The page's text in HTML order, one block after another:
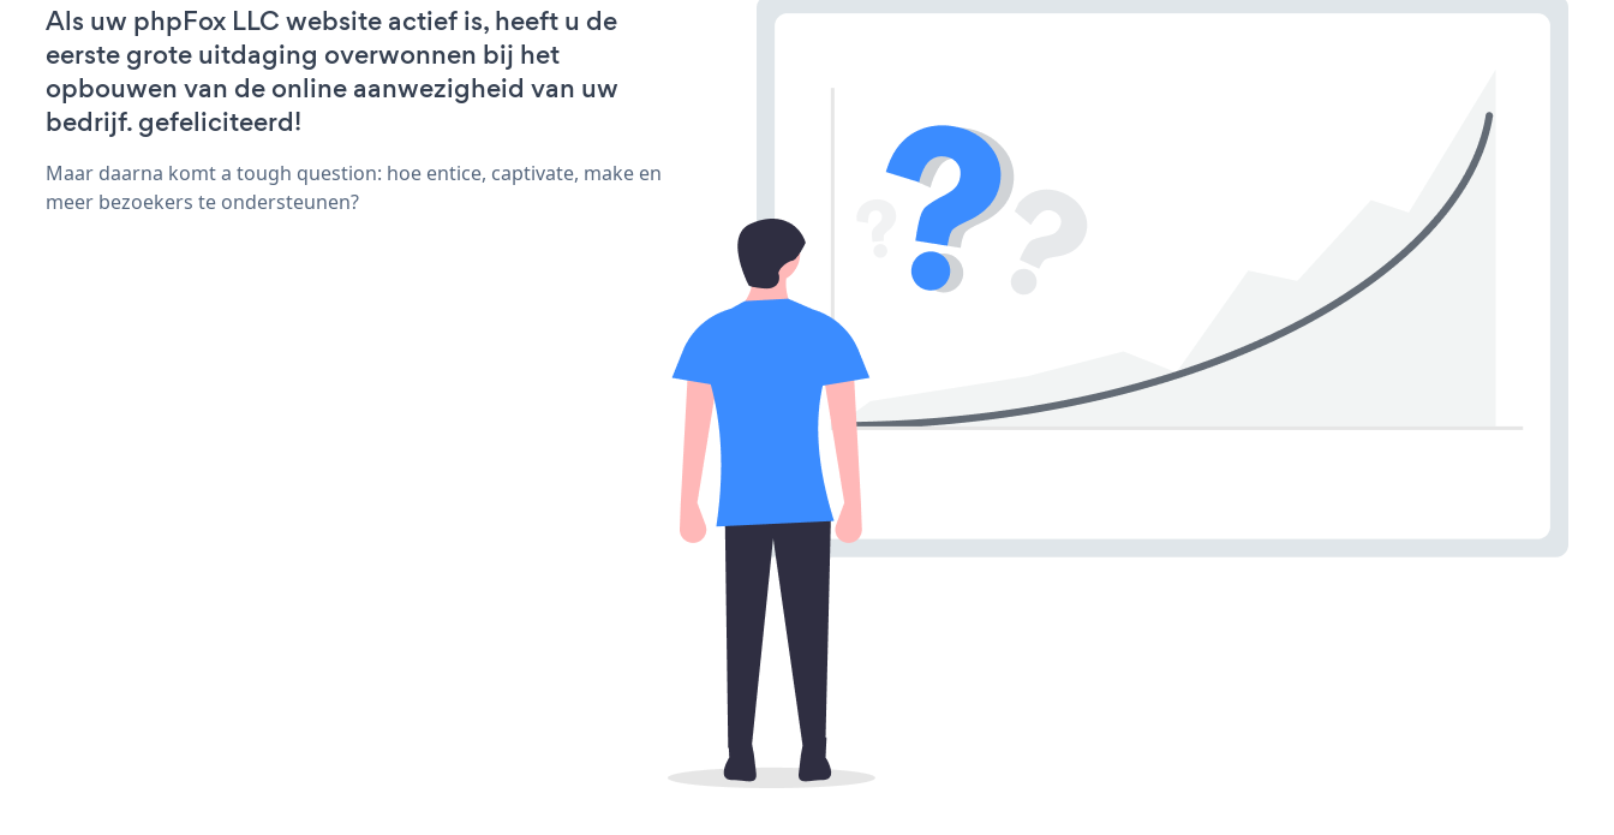
Als uw phpFox LLC website actief is, heeft u de
eerste grote uitdaging overwonnen bij het
opbouwen van de online aanwezigheid van uw
bedrijf. gefeliciteerd!
Maar daarna komt a tough question: hoe entice, captivate, make en
meer bezoekers te ondersteunen?